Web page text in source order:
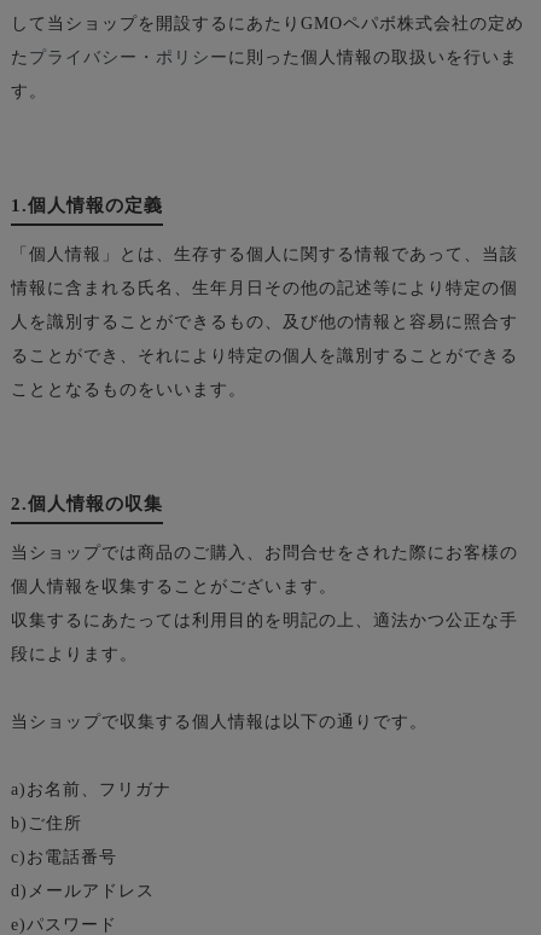
して当ショップを開設するにあたりGMOペパボ株式会社の定め
た プライバシー・ポリシー に則った個人情報の取扱いを行いま
す。
1.個人情報の定義
「個人情報」とは、生存する個人に関する情報であって、当該
情報に含まれる氏名、生年月日その他の記述等により特定の個
人を識別することができるもの、及び他の情報と容易に照合す
ることができ、それにより特定の個人を識別することができる
こととなるものをいいます。
2.個人情報の収集
当ショップでは商品のご購入、お問合せをされた際にお客様の
個人情報を収集することがございます。
収集するにあたっては利用目的を明記の上、適法かつ公正な手
段によります。
当ショップで収集する個人情報は以下の通りです。
a)お名前、フリガナ
b)ご住所
c)お電話番号
d)メールアドレス
e)パスワード